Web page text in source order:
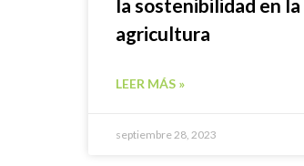
la sostenibilidad en la
agricultura
LEER MÁS »
septiembre 28, 2023